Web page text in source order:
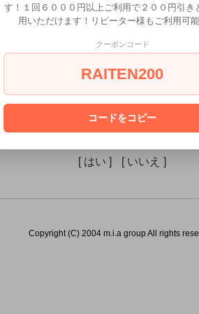
ローションHOT 300ml）は18歳
[ はい ]
[ いいえ ]
Copyright (C) 2004 m.i.a group All rights
す！１回６０００円以上ご利用で２００円引き
用いただけます！リピーター様もご利用可能
クーポンコード
RAITEN200
コードをコピー